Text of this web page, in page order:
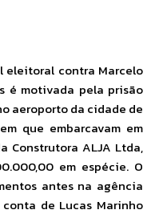
contra Marcelo
é motivada pela prisão
aeroporto da cidade de
que embarcavam em
Construtora ALJA Ltda,
em espécie. O
antes na agência
de Lucas Marinho